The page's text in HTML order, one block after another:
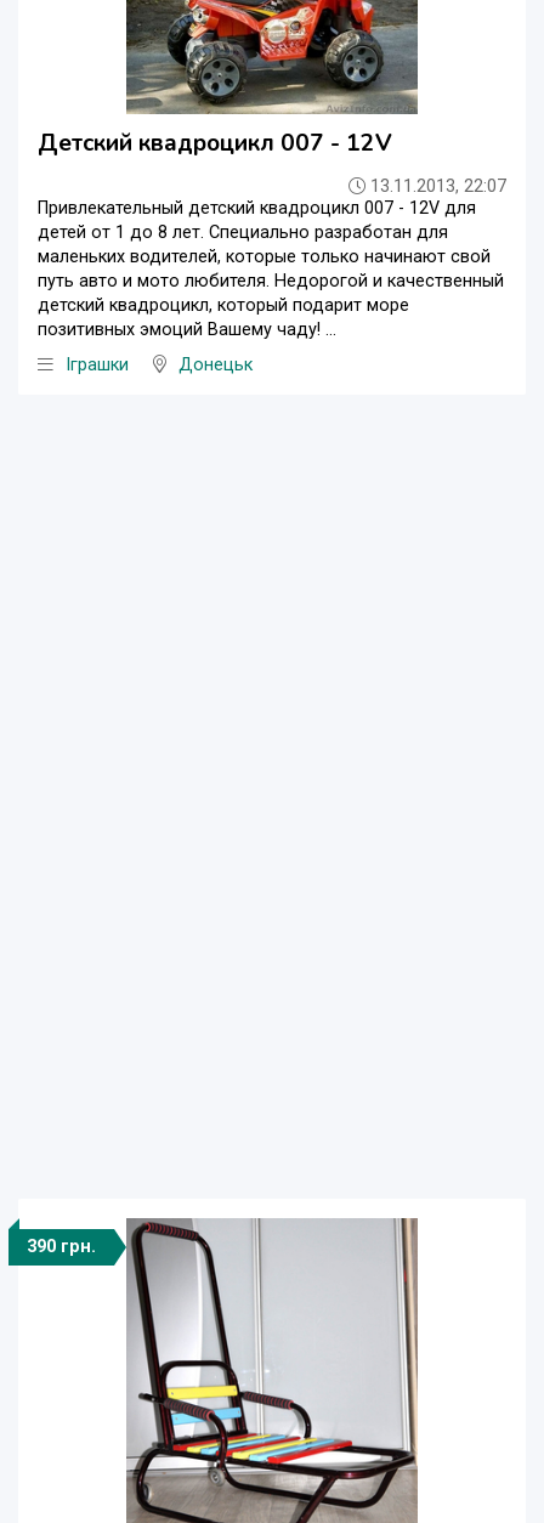
Детский квадроцикл 007 - 12V
13.11.2013, 22:07
Привлекательный детский квадроцикл 007 - 12V для
детей от 1 до 8 лет. Специально разработан для
маленьких водителей, которые только начинают свой
путь авто и мото любителя. Недорогой и качественный
детский квадроцикл, который подарит море
позитивных эмоций Вашему чаду! ...
Iграшки
Донецьк
390 грн.